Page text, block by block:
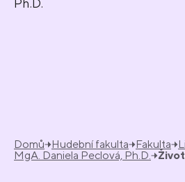
Domů Hudební fakulta Fakulta
MgA. Daniela Peclová, Ph.D.